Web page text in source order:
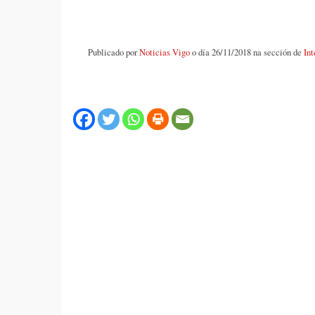
Publicado porNoticias Vigoo día 26/11/2018 na sección de